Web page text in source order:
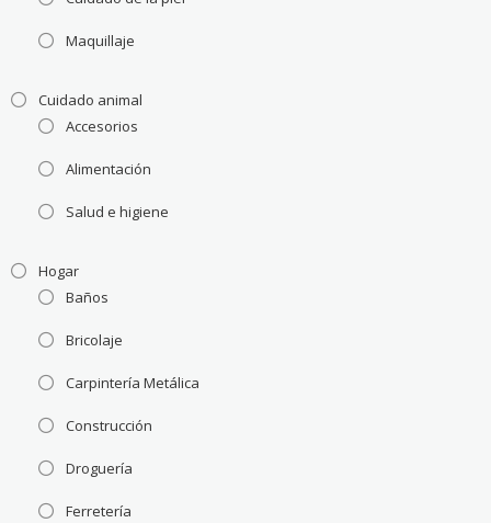
Maquillaje
Cuidado animal
Accesorios
Alimentación
Salud e higiene
Hogar
Baños
Bricolaje
Carpintería Metálica
Construcción
Droguería
Ferretería